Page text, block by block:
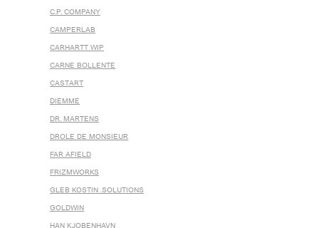
C.P. COMPANY
CAMPERLAB
CARHARTT WIP
CARNE BOLLENTE
CASTART
DIEMME
DR. MARTENS
DROLE DE MONSIEUR
FAR AFIELD
FRIZMWORKS
GLEB KOSTIN .SOLUTIONS
GOLDWIN
HAN KJOBENHAVN